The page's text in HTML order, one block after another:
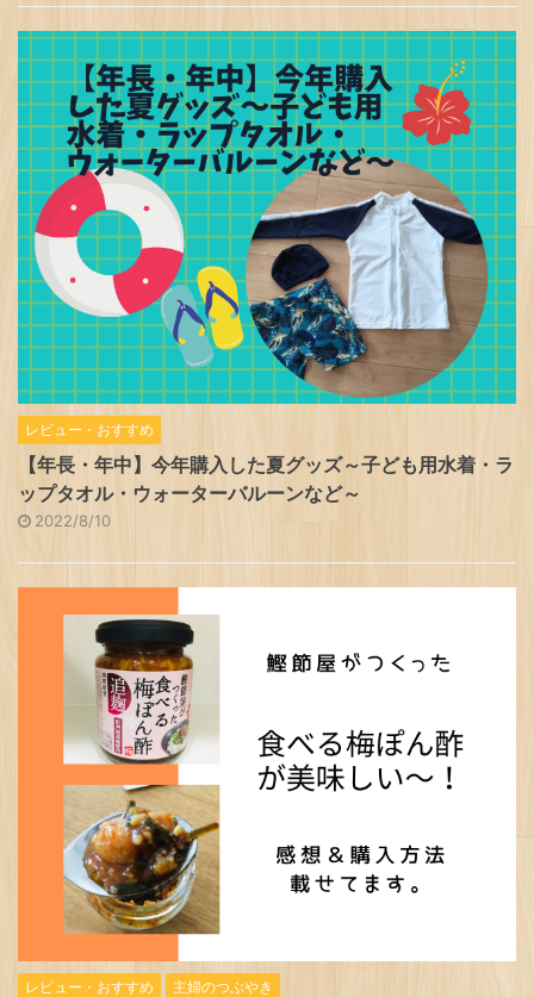
レビュー・おすすめ
【年長・年中】今年購入した夏グッズ～子ども用水着・ラ
ップタオル・ウォーターバルーンなど～
2022/8/10
レビュー・おすすめ 主婦のつぶやき